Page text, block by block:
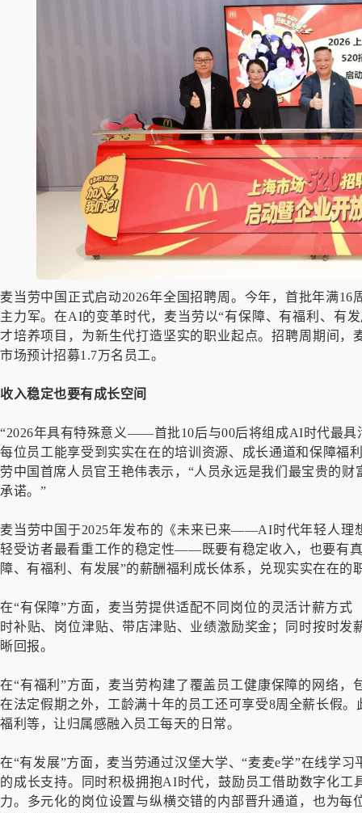
麦当劳中国正式启动2026年全国招聘周。今年，首批年满
主力军。在AI的变革时代，麦当劳以“有保障、有福利、有
才培养项目，为新生代打造坚实的职业起点。招聘周期间
市场预计招募1.7万名员工。
收入稳定也要有成长空间
“2026年具有特殊意义——首批10后与00后将组成AI时代最
每位员工能享受到实实在在的培训资源、成长通道和保障福
劳中国首席人员官王艳伟表示，“人员永远是我们最宝贵的
承诺。”
麦当劳中国于2025年发布的《未来已来——AI时代年轻人理
轻受访者最看重工作的稳定性——既要有稳定收入，也要有
障、有福利、有发展”的薪酬福利成长体系，兑现实实在在的
在“有保障”方面，麦当劳提供适配不同岗位的灵活计薪方
时补贴、岗位津贴、带店津贴、业绩激励奖金；同时按时
晰回报。
在“有福利”方面，麦当劳构建了覆盖员工健康保障的网络
在法定假期之外，工龄满十年的员工还可享受8周全薪长假
福利等，让归属感融入员工每天的日常。
在“有发展”方面，麦当劳通过汉堡大学、“麦麦e学”在线学
的成长支持。同时积极拥抱AI时代，鼓励员工借助数字化
力。多元化的岗位设置与纵横交错的内部晋升通道，也为